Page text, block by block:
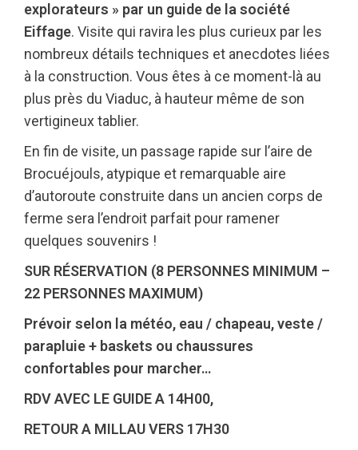
explorateurs » par un guide de la société
Eiffage. Visite qui ravira les plus curieux par les
nombreux détails techniques et anecdotes liées
à la construction. Vous êtes à ce moment-là au
plus près du Viaduc, à hauteur même de son
vertigineux tablier.
En fin de visite, un passage rapide sur l’aire de
Brocuéjouls, atypique et remarquable aire
d’autoroute construite dans un ancien corps de
ferme sera l’endroit parfait pour ramener
quelques souvenirs !
SUR RÉSERVATION (8 PERSONNES MINIMUM –
22 PERSONNES MAXIMUM)
Prévoir selon la météo, eau / chapeau, veste /
parapluie + baskets ou chaussures
confortables pour marcher…
RDV AVEC LE GUIDE A 14H00,
RETOUR A MILLAU VERS 17H30